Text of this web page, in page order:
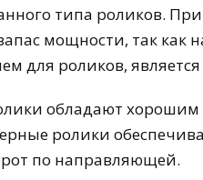
типа роликов.
мощности, так как
для роликов,
обладают хорошим
ролики
по направляющей.